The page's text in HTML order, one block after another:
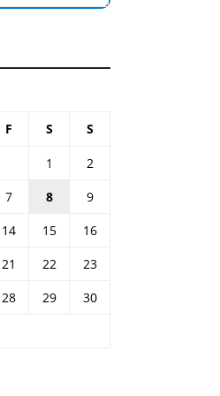
F S S
1
2
7 8
9
14 15
16
21 22
23
28 29
30